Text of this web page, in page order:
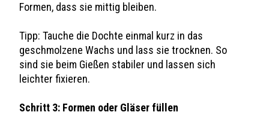
Formen, dass sie mittig bleiben.
Tipp: Tauche die Dochte einmal kurz in das
geschmolzene Wachs und lass sie trocknen. So
sind sie beim Gießen stabiler und lassen sich
leichter fixieren.
Schritt 3: Formen oder Gläser füllen